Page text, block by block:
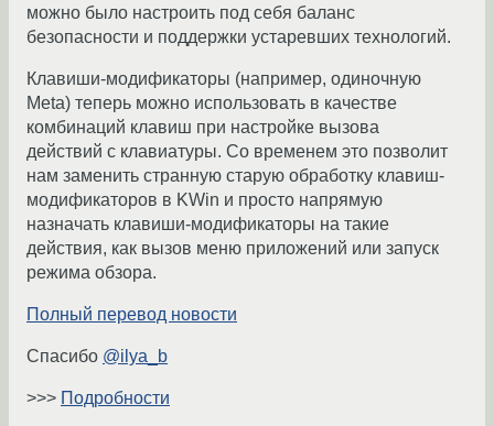
можно было настроить под себя баланс
безопасности и поддержки устаревших технологий.
Клавиши-модификаторы (например, одиночную
Meta) теперь можно использовать в качестве
комбинаций клавиш при настройке вызова
действий с клавиатуры. Со временем это позволит
нам заменить странную старую обработку клавиш-
модификаторов в KWin и просто напрямую
назначать клавиши-модификаторы на такие
действия, как вызов меню приложений или запуск
режима обзора.
Полный перевод новости
Спасибо @ilya_b
>>> Подробности